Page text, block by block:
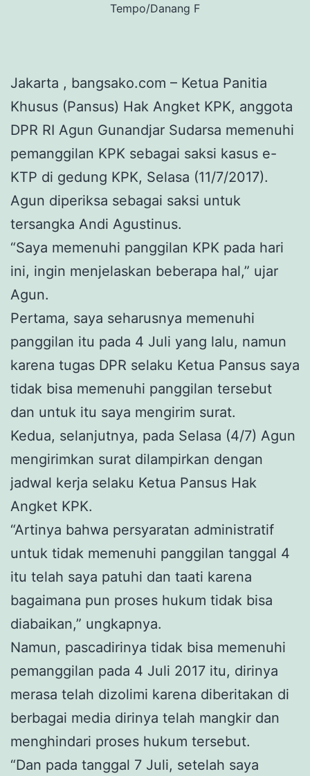
Tempo/Danang F
Jakarta , bangsako.com – Ketua Panitia
Khusus (Pansus) Hak Angket KPK, anggota
DPR RI Agun Gunandjar Sudarsa memenuhi
pemanggilan KPK sebagai saksi kasus e-
KTP di gedung KPK, Selasa (11/7/2017).
Agun diperiksa sebagai saksi untuk
tersangka Andi Agustinus.
“Saya memenuhi panggilan KPK pada hari
ini, ingin menjelaskan beberapa hal,” ujar
Agun.
Pertama, saya seharusnya memenuhi
panggilan itu pada 4 Juli yang lalu, namun
karena tugas DPR selaku Ketua Pansus saya
tidak bisa memenuhi panggilan tersebut
dan untuk itu saya mengirim surat.
Kedua, selanjutnya, pada Selasa (4/7) Agun
mengirimkan surat dilampirkan dengan
jadwal kerja selaku Ketua Pansus Hak
Angket KPK.
“Artinya bahwa persyaratan administratif
untuk tidak memenuhi panggilan tanggal 4
itu telah saya patuhi dan taati karena
bagaimana pun proses hukum tidak bisa
diabaikan,” ungkapnya.
Namun, pascadirinya tidak bisa memenuhi
pemanggilan pada 4 Juli 2017 itu, dirinya
merasa telah dizolimi karena diberitakan di
berbagai media dirinya telah mangkir dan
menghindari proses hukum tersebut.
“Dan pada tanggal 7 Juli, setelah saya